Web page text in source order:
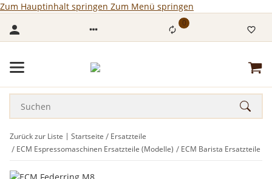
Zum Hauptinhalt springen Zum Menü springen
0
Zurück zur Liste Startseite
Ersatzteile
ECM Espressomaschinen Ersatzteile (Modelle)
ECM Barista Ersatzteile